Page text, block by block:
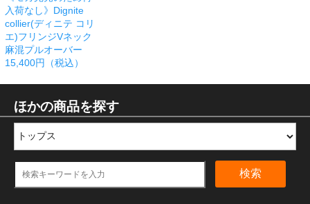
入荷なし》Dignite
collier(ディニテ コリ
エ)フリンジVネック
麻混プルオーバー
15,400円（税込）
ほかの商品を探す
検索